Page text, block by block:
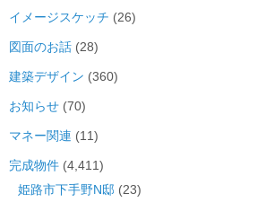
イメージスケッチ (26)
図面のお話 (28)
建築デザイン (360)
お知らせ (70)
マネー関連 (11)
完成物件 (4,411)
姫路市下手野N邸 (23)